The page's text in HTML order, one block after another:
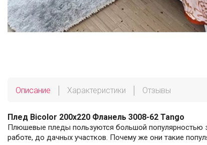
Описание Характеристики Отзывы
Плед Bicolor 200х220 Фланель 3008-62 Tango
Плюшевые пледы пользуются большой популярностью
работе, до дачных участков. Почему же они такие